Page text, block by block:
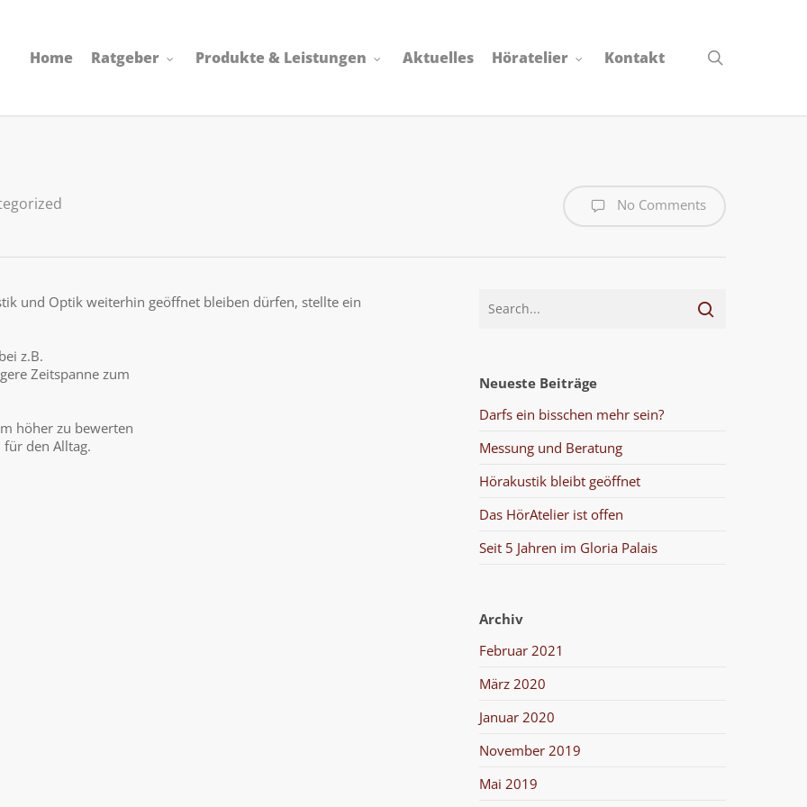
Home Ratgeber Produkte & Leistungen Aktuelles Höratelier Kontakt
No Comments
und Optik weiterhin geöffnet bleiben dürfen, stellte ein
z.B.
Zeitspanne zum
höher zu bewerten
den Alltag.
Neueste Beiträge
Darfs ein bisschen mehr sein?
Messung und Beratung
Hörakustik bleibt geöffnet
Das HörAtelier ist offen
Seit 5 Jahren im Gloria Palais
Archiv
Februar 2021
März 2020
Januar 2020
November 2019
Mai 2019